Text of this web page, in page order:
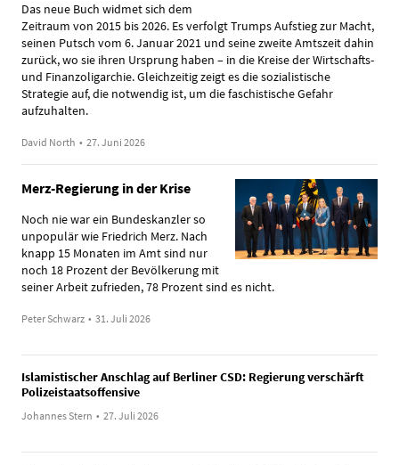
Das neue Buch widmet sich dem
Zeitraum von 2015 bis 2026. Es verfolgt Trumps Aufstieg zur Macht,
seinen Putsch vom 6. Januar 2021 und seine zweite Amtszeit dahin
zurück, wo sie ihren Ursprung haben – in die Kreise der Wirtschafts-
und Finanzoligarchie. Gleichzeitig zeigt es die sozialistische
Strategie auf, die notwendig ist, um die faschistische Gefahr
aufzuhalten.
David North • 27. Juni 2026
Merz-Regierung in der Krise
Noch nie war ein Bundeskanzler so
unpopulär wie Friedrich Merz. Nach
knapp 15 Monaten im Amt sind nur
noch 18 Prozent der Bevölkerung mit
seiner Arbeit zufrieden, 78 Prozent sind es nicht.
Peter Schwarz • 31. Juli 2026
Islamistischer Anschlag auf Berliner CSD: Regierung verschärft
Polizeistaatsoffensive
Johannes Stern • 27. Juli 2026